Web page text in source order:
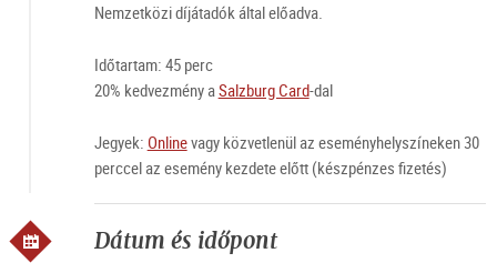
Nemzetközi díjátadók által előadva.
Időtartam: 45 perc
20% kedvezmény aSalzburg Card-dal
Jegyek: Onlinevagy közvetlenül az eseményhelyszíneken 30
perccel az esemény kezdete előtt (készpénzes fizetés)
Dátum és időpont